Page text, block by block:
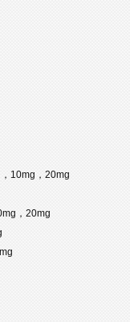
10mg，20mg
，20mg